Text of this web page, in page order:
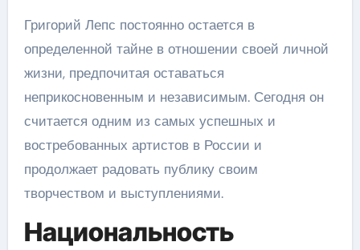
Григорий Лепс постоянно остается в
определенной тайне в отношении своей личной
жизни, предпочитая оставаться
неприкосновенным и независимым. Сегодня он
считается одним из самых успешных и
востребованных артистов в России и
продолжает радовать публику своим
творчеством и выступлениями.
Национальность